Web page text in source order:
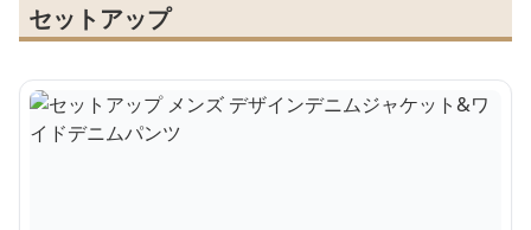
セットアップ